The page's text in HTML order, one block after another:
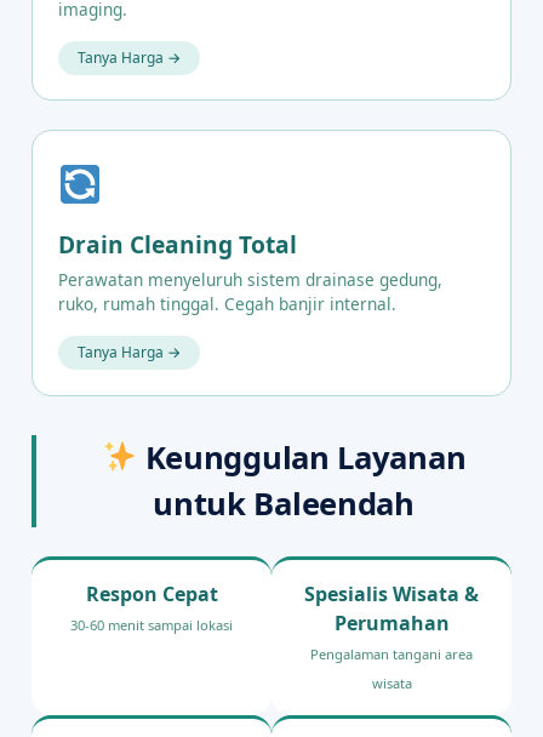
imaging.
Tanya Harga →
Drain Cleaning Total
Perawatan menyeluruh sistem drainase gedung,
ruko, rumah tinggal. Cegah banjir internal.
Tanya Harga →
Keunggulan Layanan
untuk Baleendah
Respon Cepat
30-60 menit sampai lokasi
Spesialis Wisata &
Perumahan
Pengalaman tangani area
wisata